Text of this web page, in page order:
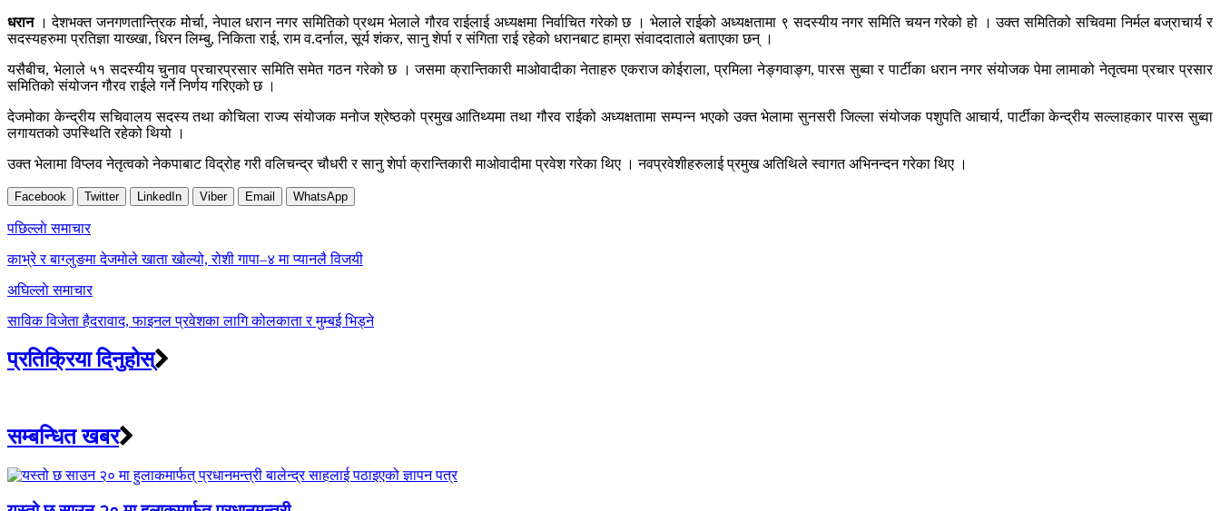
धरान। देशभक्त जनगणतान्त्रिक मोर्चा, नेपाल धरान नगर समितिको प्रथम भेलाले गौरव राईलाई अध्यक्षमा निर्वाचित गरेको छ । भेलाले राईको अध्यक्षतामा ९ सदस्यीय नगर समिति चयन गरेको हो । उक्त समितिको सचिवमा निर्मल बज्राचार्य र
सदस्यहरुमा प्रतिज्ञा याख्खा, धिरन लिम्बु, निकिता राई, राम व.दर्नाल, सूर्य शंकर, सानु शेर्पा र संगिता राई रहेको धरानबाट हाम्रा संवाददाताले बताएका छन् ।
यसैबीच, भेलाले ५१ सदस्यीय चुनाव प्रचारप्रसार समिति समेत गठन गरेको छ । जसमा क्रान्तिकारी माओवादीका नेताहरु एकराज कोईराला, प्रमिला नेङ्गवाङ्ग, पारस सुब्वा र पार्टीका धरान नगर संयोजक पेमा लामाको नेतृत्वमा प्रचार प्रसार
समितिको संयोजन गौरव राईले गर्ने निर्णय गरिएको छ ।
देजमोका केन्द्रीय सचिवालय सदस्य तथा कोचिला राज्य संयोजक मनोज श्रेष्ठको प्रमुख आतिथ्यमा तथा गौरव राईको अध्यक्षतामा सम्पन्न भएको उक्त भेलामा सुनसरी जिल्ला संयोजक पशुपति आचार्य, पार्टीका केन्द्रीय सल्लाहकार पारस सुब्वा
लगायतको उपस्थिति रहेको थियो ।
उक्त भेलामा विप्लव नेतृत्वको नेकपाबाट विद्रोह गरी वलिचन्द्र चौधरी र सानु शेर्पा क्रान्तिकारी माओवादीमा प्रवेश गरेका थिए । नवप्रवेशीहरुलाई प्रमुख अतिथिले स्वागत अभिनन्दन गरेका थिए ।
Facebook Twitter LinkedIn Viber Email WhatsApp
Post
navigation
पछिल्लाे समाचार
काभ्रे र बाग्लुङमा देजमोले खाता खोल्यो, रोशी गापा–४ मा प्यानलै विजयी
अघिल्लाे समाचार
साविक विजेता हैदरावाद, फाइनल प्रवेशका लागि कोलकाता र मुम्बई भिड्ने
प्रतिक्रिया दिनुहोस्
सम्बन्धित खबर